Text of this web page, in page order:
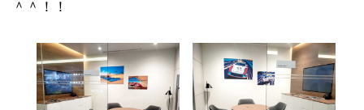
＾＾！！